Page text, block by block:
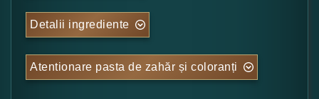
Detalii ingrediente
Atentionare pasta de zahăr și coloranți